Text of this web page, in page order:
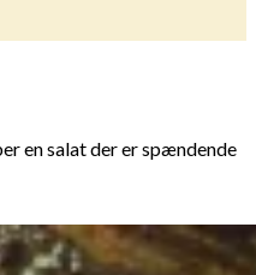
en salat der er spændende